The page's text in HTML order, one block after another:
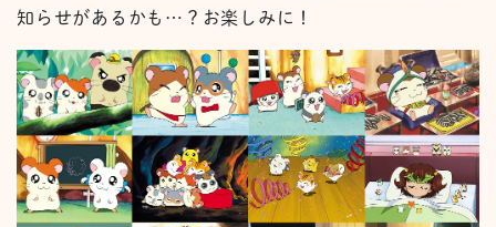
知らせがあるかも…？お楽しみに！